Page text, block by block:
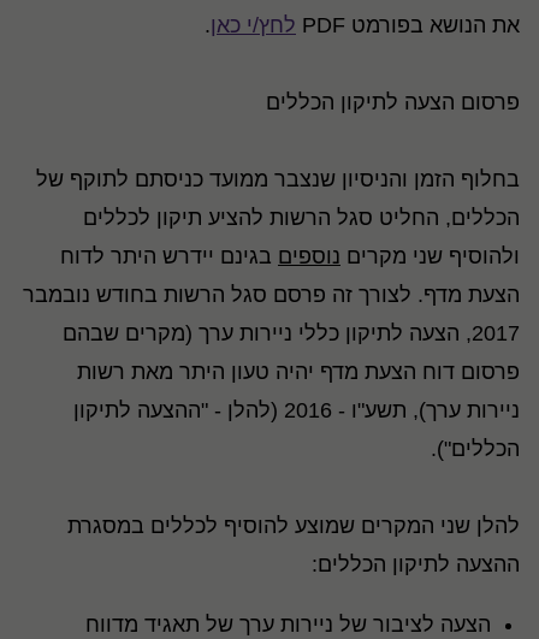
את הנושא בפורמט PDF
לחץ/י כאן.
פרסום הצעה לתיקון הכללים
בחלוף הזמן והניסיון שנצבר ממועד כניסתם לתוקף של
הכללים, החליט סגל הרשות להציע תיקון לכללים
ולהוסיף שני מקרים נוספים בגינם יידרש היתר לדוח
הצעת מדף. לצורך זה פרסם סגל הרשות בחודש נובמבר
2017, הצעה לתיקון כללי ניירות ערך (מקרים שבהם
פרסום דוח הצעת מדף יהיה טעון היתר מאת רשות
ניירות ערך), תשע"ו - 2016 (להלן - "ההצעה לתיקון
הכללים").
להלן שני המקרים שמוצע להוסיף לכללים במסגרת
ההצעה לתיקון הכללים:
הצעה לציבור של ניירות ערך של תאגיד מדווח